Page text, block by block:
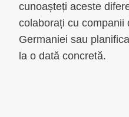
cunoașteți aceste
colaborați cu companii
Germaniei sau
la o dată concretă.